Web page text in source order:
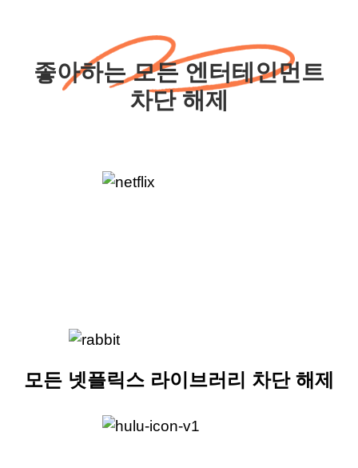
좋아하는 모든 엔터테인먼트
차단 해제
모든 넷플릭스 라이브러리 차단 해제